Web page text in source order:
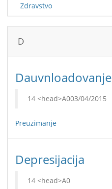
Zdravstvo
D
Dauvnloadovanje
03/04/2015
Preuzimanje
Depresijacija